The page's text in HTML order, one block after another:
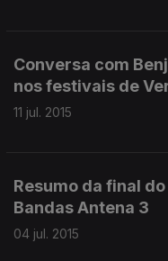
Conversa com
nos festivais de
11 jul. 2015
Resumo da final
Bandas Antena 3
04 jul. 2015